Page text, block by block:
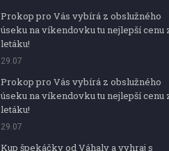
Prokop pro Vás vybírá z obslužného
úseku na víkendovku tu nejlepší cenu
letáku!
29.07
Prokop pro Vás vybírá z obslužného
úseku na víkendovku tu nejlepší cenu
letáku!
29.07
Kup špekáčky od Váhaly a vyhraj s